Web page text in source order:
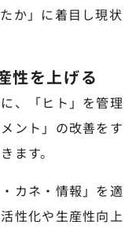
か」に着目し現状
性を上げる
、「ヒト」を管理
ント」の改善をす
ます。
カネ・情報」を適
性化や生産性向上